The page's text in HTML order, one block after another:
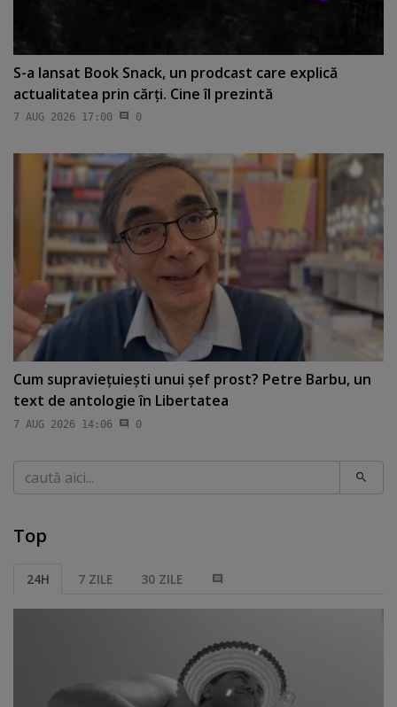
S-a lansat Book Snack, un prodcast care explică
actualitatea prin cărţi. Cine îl prezintă
7 AUG 2026 17:00 0
Cum supravieţuieşti unui şef prost? Petre Barbu, un
text de antologie în Libertatea
7 AUG 2026 14:06 0
Caută
Top
24H 7 ZILE 30 ZILE